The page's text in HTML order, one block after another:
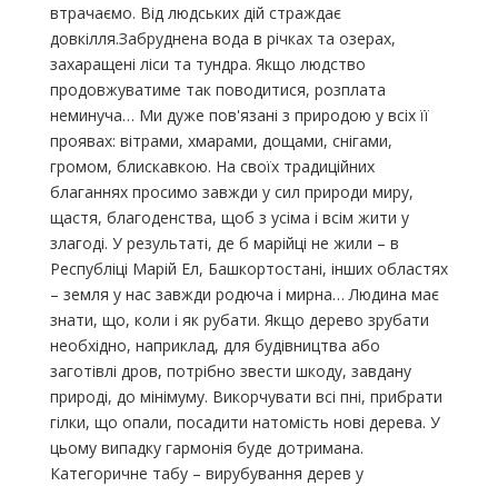
втрачаємо. Від людських дій страждає
довкілля.Забруднена вода в річках та озерах,
захаращені ліси та тундра. Якщо людство
продовжуватиме так поводитися, розплата
неминуча… Ми дуже пов'язані з природою у всіх її
проявах: вітрами, хмарами, дощами, снігами,
громом, блискавкою. На своїх традиційних
благаннях просимо завжди у сил природи миру,
щастя, благоденства, щоб з усіма і всім жити у
злагоді. У результаті, де б марійці не жили – в
Республіці Марій Ел, Башкортостані, інших областях
– земля у нас завжди родюча і мирна… Людина має
знати, що, коли і як рубати. Якщо дерево зрубати
необхідно, наприклад, для будівництва або
заготівлі дров, потрібно звести шкоду, завдану
природі, до мінімуму. Викорчувати всі пні, прибрати
гілки, що опали, посадити натомість нові дерева. У
цьому випадку гармонія буде дотримана.
Категоричне табу – вирубування дерев у